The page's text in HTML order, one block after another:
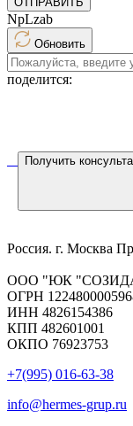
NpLzab
Обновить
поделится:
Россия. г. Москва
ООО "ЮК
ОГРН
ИНН 4826154386
КПП 482601001
ОКПО 76923753
+7(995) 016-63-38
info@hermes-grup.ru